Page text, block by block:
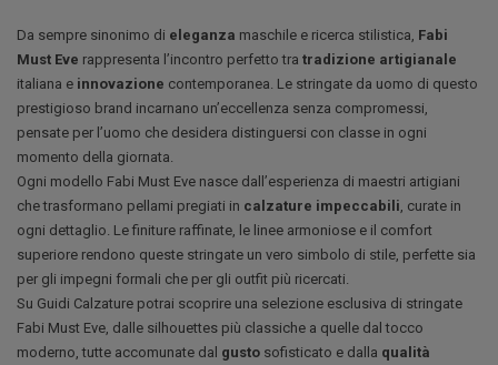
Da sempre sinonimo di eleganza maschile e ricerca stilistica, Fabi
Must Eve rappresenta l’incontro perfetto tra tradizione artigianale
italiana e innovazione contemporanea. Le stringate da uomo di questo
prestigioso brand incarnano un’eccellenza senza compromessi,
pensate per l’uomo che desidera distinguersi con classe in ogni
momento della giornata.
Ogni modello Fabi Must Eve nasce dall’esperienza di maestri artigiani
che trasformano pellami pregiati in calzature impeccabili , curate in
ogni dettaglio. Le finiture raffinate, le linee armoniose e il comfort
superiore rendono queste stringate un vero simbolo di stile, perfette sia
per gli impegni formali che per gli outfit più ricercati.
Su Guidi Calzature potrai scoprire una selezione esclusiva di stringate
Fabi Must Eve, dalle silhouettes più classiche a quelle dal tocco
moderno, tutte accomunate dal gusto sofisticato e dalla qualità